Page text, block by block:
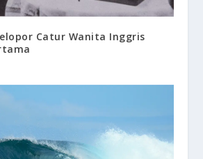
Catur Wanita Inggris